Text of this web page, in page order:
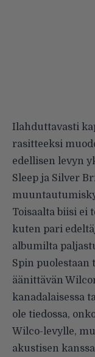
Ilahduttavasti
rasitteeksi
edellisen levyn
Sleep ja Silver
Toisaalta biisi ei
kuten pari
albumilta
Spin puolestaan
äänittävän
kanadalaisessa
ole tiedossa,
Wilco-levylle,
akustisen